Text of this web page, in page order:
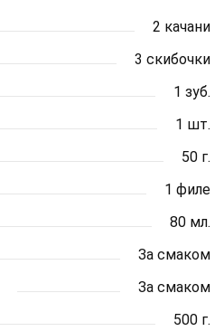
2 качани
3 скибочки
1 зуб.
1 шт.
50 г.
1 филе
80 мл.
За смаком
За смаком
500 г.